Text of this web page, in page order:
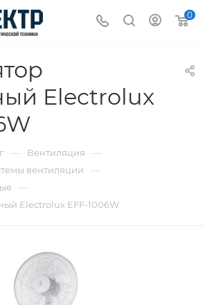
0
Electrolux
— Вентиляция —
вентиляции —
—
Electrolux EFF-1006W